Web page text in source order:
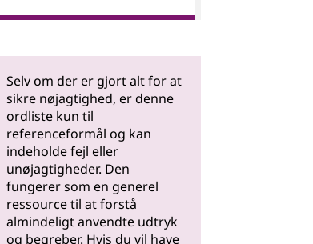
Selv om der er gjort alt for at
sikre nøjagtighed, er denne
ordliste kun til
referenceformål og kan
indeholde fejl eller
unøjagtigheder. Den
fungerer som en generel
ressource til at forstå
almindeligt anvendte udtryk
og begreber. Hvis du vil have